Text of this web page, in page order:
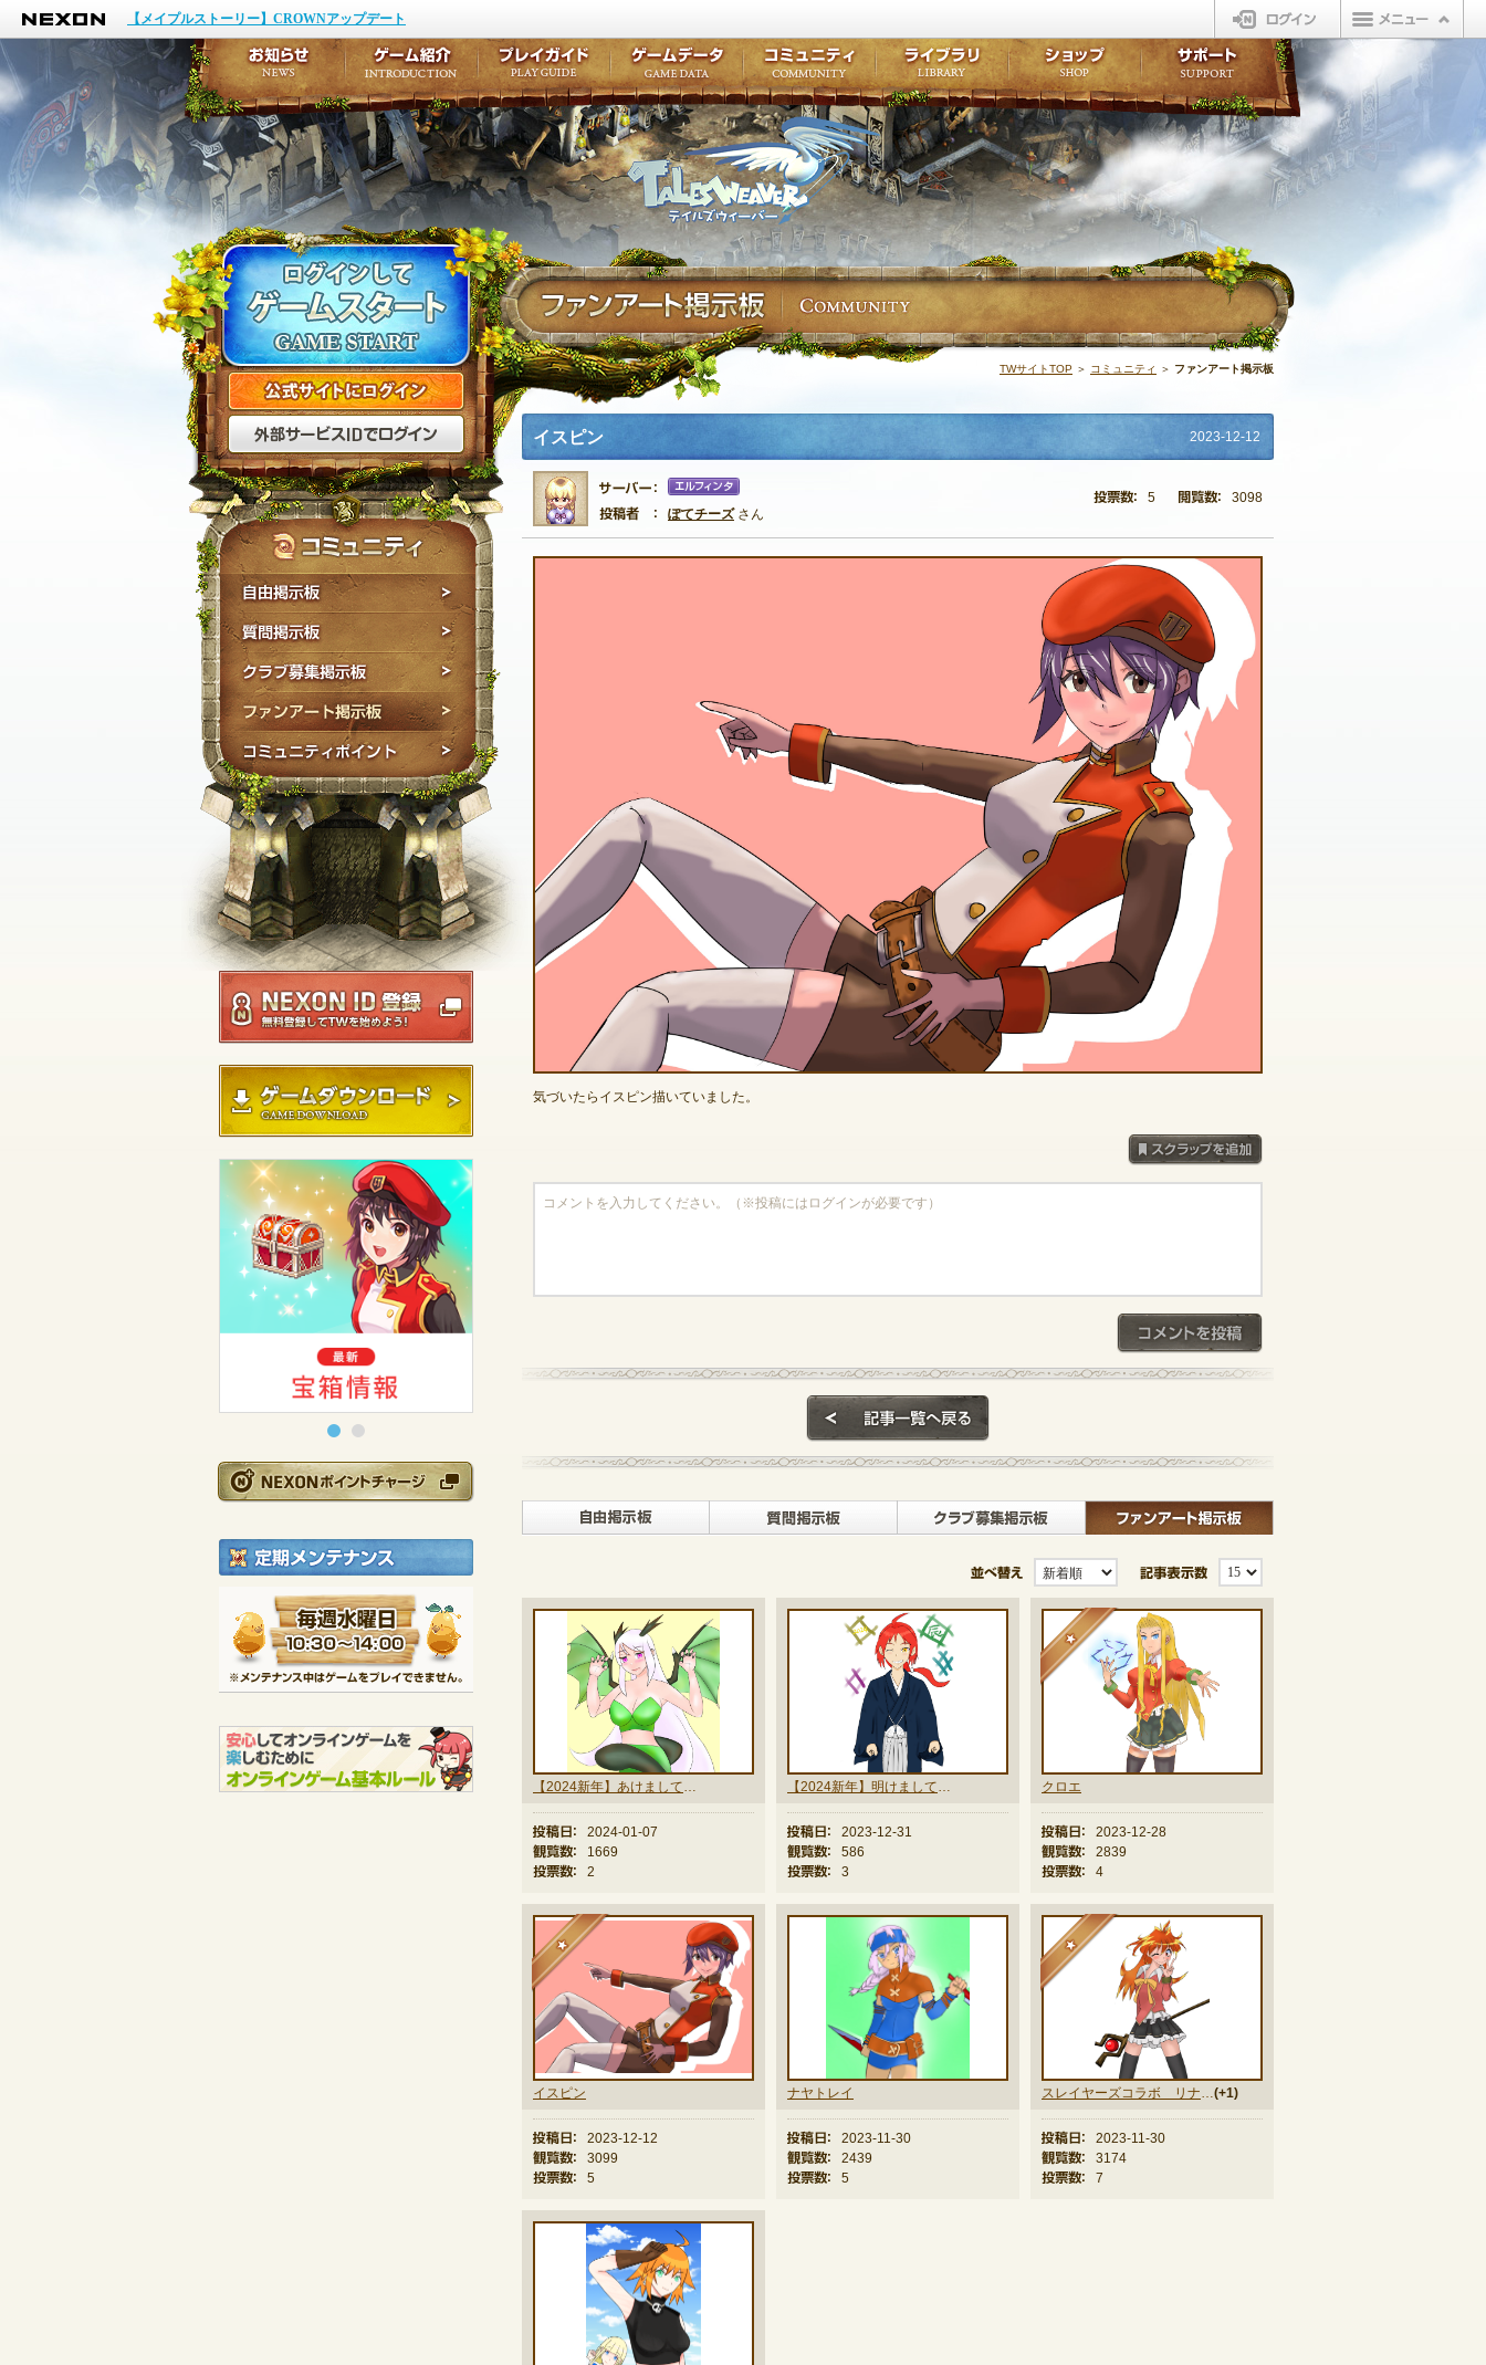
NEXON
【メイプルストーリー】CROWNアップデート
ログイン
テイルズウィーバー
公式サイトにログイン
外部サービスIDでログイン
ゲームダウンロード
毎週水曜日 10:30～14:00
※メンテナンス中はゲームをプレイできません。
TWサイトTOP ＞ コミュニティ ＞ ファンアート掲示板
イスピン 2023-12-12
ぽてチーズさん
5 3098
気づいたらイスピン描いていました。
自由掲示板> 質問掲示板 クラブ募集掲示板
並び替え 記事表示数
【2024新年】あけまして、おめでとうございます。
投稿日：
2024-01-07
観覧数：
1669
投票数：
2
【2024新年】明けまして、おめでとうございます。
投稿日：
2023-12-31
観覧数：
586
投票数：
3
クロエ
★
投稿日：
2023-12-28
観覧数：
2839
投票数：
4
イスピン
★
投稿日：
2023-12-12
観覧数：
3099
投票数：
5
ナヤトレイ
投稿日：
2023-11-30
観覧数：
2439
投票数：
5
スレイヤーズコラボ リナインバース(+1)
投稿日：
2023-11-30
観覧数：
3174
投票数：
7
お知らせ
イベント
アップデート
メンテナンス
ゲーム紹介
ここだけは知っておこうプレイガイド
ワープポイント
ゲームデータ
ルーンスキル
コミュニティ
コミュニティポイントライブラリ
LINEスタンプ
ショップ
販売アイテム
ビューティーショップ
オープンマーケットサポート
不具合対応状況
アンケート